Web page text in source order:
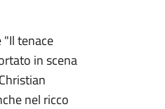
tenace
in scena
nel ricco